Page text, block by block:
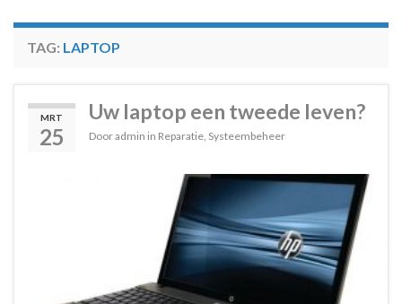
TAG: LAPTOP
MRT
25
Uw laptop een tweede leven?
Dooradmin in Reparatie, Systeembeheer